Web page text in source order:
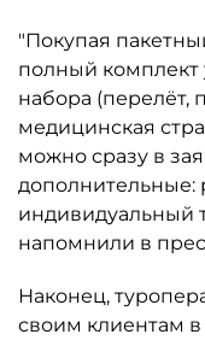
"Покупая
полный комплект
набора (перелёт,
медицинская
можно сразу в
дополнительные:
индивидуальный
напомнили в
Наконец,
своим клиентам